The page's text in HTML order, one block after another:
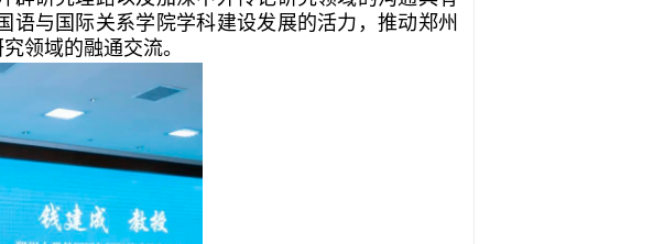
与国际关系学院学科建设发展的活力，推动郑州
领域的融通交流。